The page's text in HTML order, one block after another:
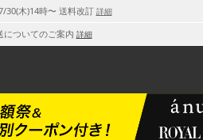
30(木)14時〜 送料改訂 詳細
についてのご案内 詳細